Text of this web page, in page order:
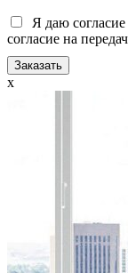
Я даю согласие
согласие на
x